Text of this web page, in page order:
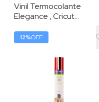
Vinil Termocolante
Elegance , Cricut
Sampler , Kit com 3
Folhas 30,5 × 30,5 cm ,
Preto / Branco /
12%OFF